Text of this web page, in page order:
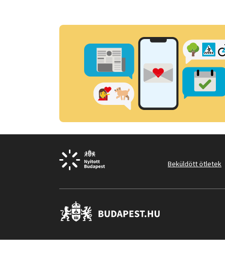
Beküldött ötletek